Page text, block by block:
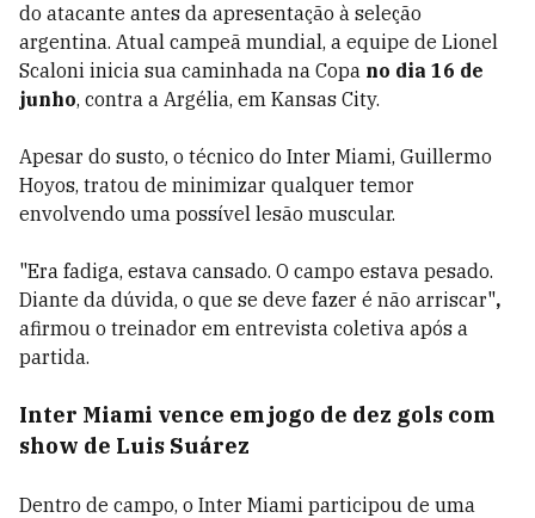
do atacante antes da apresentação à seleção
argentina. Atual campeã mundial, a equipe de Lionel
Scaloni inicia sua caminhada na Copa no dia 16 de
junho, contra a Argélia, em Kansas City.
Apesar do susto, o técnico do Inter Miami, Guillermo
Hoyos, tratou de minimizar qualquer temor
envolvendo uma possível lesão muscular.
"Era fadiga, estava cansado. O campo estava pesado.
Diante da dúvida, o que se deve fazer é não arriscar",
afirmou o treinador em entrevista coletiva após a
partida.
Inter Miami vence em jogo de dez gols com
show de Luis Suárez
Dentro de campo, o Inter Miami participou de uma